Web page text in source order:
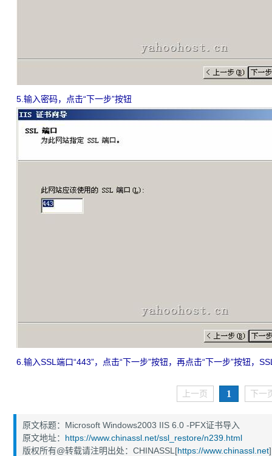
5.输入密码，点击“下一步”按钮
6.输入SSL端口“443”，点击“下一步”按钮，再点击“下一步”按钮，
上一页 1 下一
原文标题：Microsoft Windows2003 IIS 6.0 -PFX证书导入
原文地址： https://www.chinassl.net/ssl_restore/n239.html
版权所有@转载请注明出处：CHINASSL[https://www.chinassl.net]